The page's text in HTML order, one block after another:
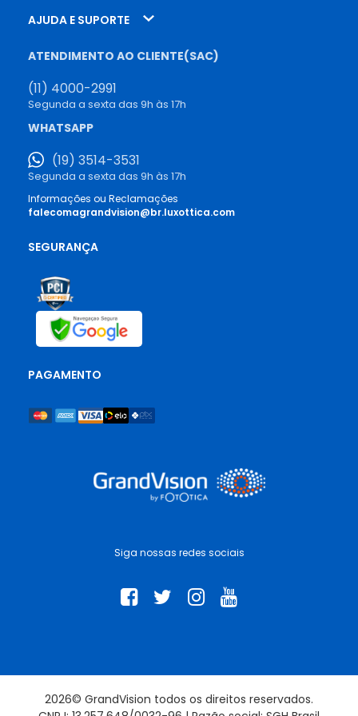
Siga nossas redes sociais
AJUDA E SUPORTE
ATENDIMENTO AO CLIENTE(SAC)
(11) 4000-2991
Segunda a sexta das 9h às 17h
WHATSAPP
(19) 3514-3531
Segunda a sexta das 9h às 17h
Informações ou Reclamações
falecomagrandvision@br.luxottica.com
SEGURANÇA
PAGAMENTO
2026© GrandVision todos os direitos reservados.